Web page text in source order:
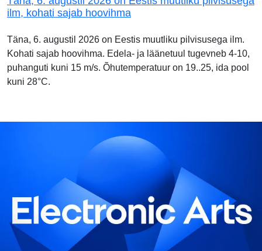
ilm, kohati sajab hoovihma
Täna, 6. augustil 2026 on Eestis muutliku pilvisusega ilm.
Kohati sajab hoovihma. Edela- ja läänetuul tugevneb 4-10,
puhanguti kuni 15 m/s. Õhutemperatuur on 19..25, ida pool
kuni 28°C.